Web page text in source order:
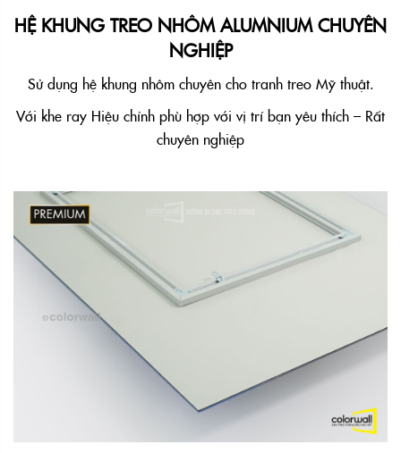
HỆ KHUNG TREO NHÔM ALUMNIUM CHUYÊN
NGHIỆP
Sử dụng hệ khung nhôm chuyên cho tranh treo Mỹ thuật.
Với khe ray Hiệu chỉnh phù hợp với vị trí bạn yêu thích – Rất
chuyên nghiệp